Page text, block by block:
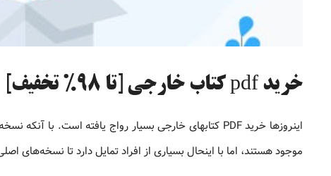
خرید pdf کتاب خارجی [تا 98% تخفیف]
موجود هستند، اما با اینحال بسیاری از افراد تمایل دارد تا